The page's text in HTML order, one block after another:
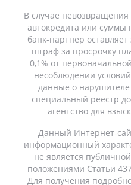
В случае
автокредита или суммы
банк-партнер
штраф за просрочку
0,1% от
несоблюдении
данные о
специальный реестр
агентство для
Данный Интернет-
информационный
не является
положениями Статьи
Для получения